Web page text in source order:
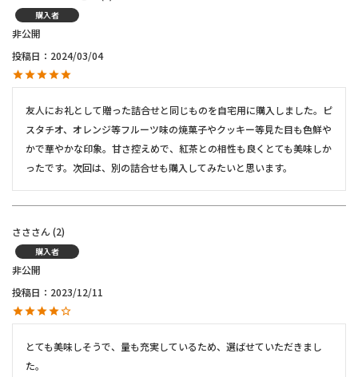
購入者
非公開
投稿日
2024/03/04
友人にお礼として贈った詰合せと同じものを自宅用に購入しました。ピ
スタチオ、オレンジ等フルーツ味の焼菓子やクッキー等見た目も色鮮や
かで華やかな印象。甘さ控えめで、紅茶との相性も良くとても美味しか
ったです。次回は、別の詰合せも購入してみたいと思います。
ささ 2
購入者
非公開
投稿日
2023/12/11
とても美味しそうで、量も充実しているため、選ばせていただきまし
た。